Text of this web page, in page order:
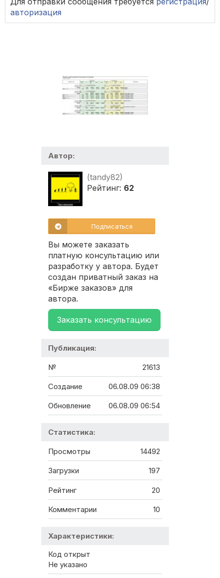
авторизация
Автор:
(tandy82)
Рейтинг: 62
Подписаться
Вы можете заказать
платную консультацию или
разработку у автора. Будет
создан приватный заказ на
«Бирже заказов» для
автора.
Заказать консультацию
Публикация:
№ 21613
Создание 06.08.09 06:38
Обновление 06.08.09 06:54
Статистика:
Просмотры 14492
Загрузки 197
Рейтинг 20
Комментарии 10
Характеристики:
Код открыт
Не указано